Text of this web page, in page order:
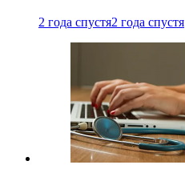
2 года спустя2 года спустя